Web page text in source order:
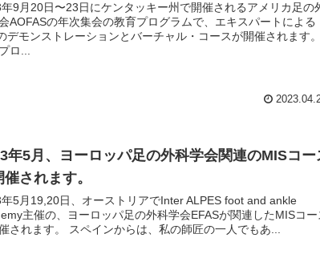
9月20日〜23日にケンタッキー州で開催されるアメリカ足の
AOFASの年次集会の教育プログラムで、エキスパートによる
デモンストレーションとバーチャル・コースが開催されます。
ロ...
年5月、ヨーロッパ足の外科学会関連のMISコー
催されます。
5月19,20日、オーストリアでInter ALPES foot and ankle
主催の、ヨーロッパ足の外科学会EFASが関連したMISコー
されます。 スペインからは、私の師匠の一人でもあ...